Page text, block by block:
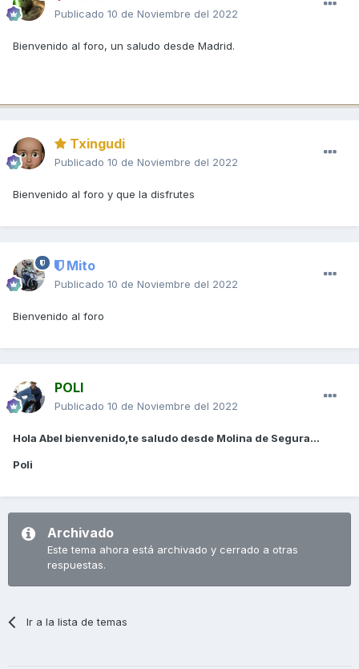
Publicado 10 de Noviembre del 2022
Bienvenido al foro, un saludo desde Madrid.
Txingudi
Publicado 10 de Noviembre del 2022
Bienvenido al foro y que la disfrutes
Mito
Publicado 10 de Noviembre del 2022
Bienvenido al foro
POLI
Publicado 10 de Noviembre del 2022
Hola Abel bienvenido,te saludo desde Molina de Segura...
Poli
Archivado
Este tema ahora está archivado y cerrado a otras
respuestas.
Ir a la lista de temas